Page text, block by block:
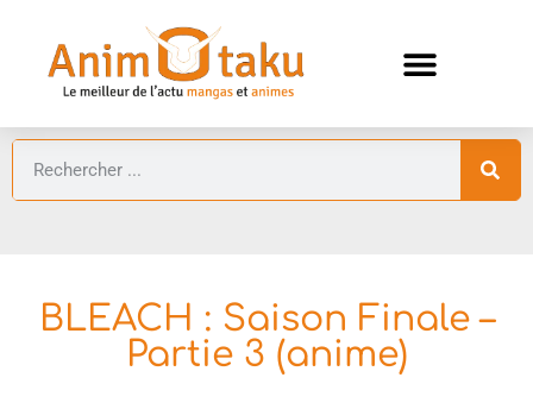
BLEACH : Saison Finale –
Partie 3 (anime)